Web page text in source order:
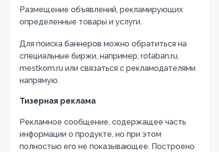
Размещение объявлений, рекламирующих
определенные товары и услуги.
Для поиска баннеров можно обратиться на
специальные биржи, например, rotaban.ru,
mestkom.ru или связаться с рекламодателями
напрямую.
Тизерная реклама
Рекламное сообщение, содержащее часть
информации о продукте, но при этом
полностью его не показывающее. Построено